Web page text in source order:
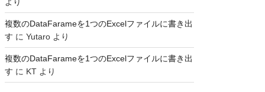
より
複数のDataFarameを1つのExcelファイルに書き出
す に Yutaroより
複数のDataFarameを1つのExcelファイルに書き出
す に KTより